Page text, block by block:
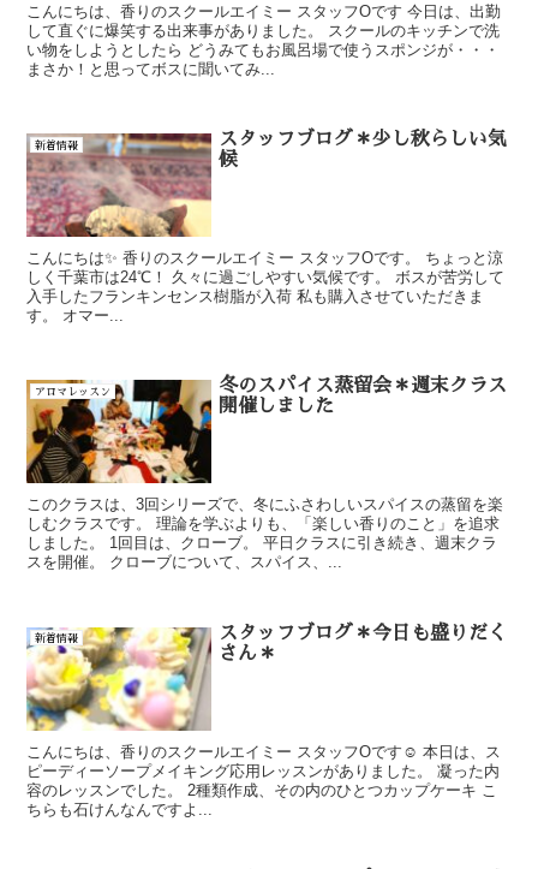
こんにちは、香りのスクールエイミー スタッフOです 今日は、出勤
して直ぐに爆笑する出来事がありました。 スクールのキッチンで洗
い物をしようとしたら どうみてもお風呂場で使うスポンジが・・・
まさか！と思ってボスに聞いてみ...
新着情報
スタッフブログ＊少し秋らしい気
候
こんにちは✨ 香りのスクールエイミー スタッフOです。 ちょっと涼
しく千葉市は24℃！ 久々に過ごしやすい気候です。 ボスが苦労して
入手したフランキンセンス樹脂が入荷 私も購入させていただきま
す。 オマー...
アロマレッスン
冬のスパイス蒸留会＊週末クラス
開催しました
このクラスは、3回シリーズで、冬にふさわしいスパイスの蒸留を楽
しむクラスです。 理論を学ぶよりも、「楽しい香りのこと」を追求
しました。 1回目は、クローブ。 平日クラスに引き続き、週末クラ
スを開催。 クローブについて、スパイス、...
新着情報
スタッフブログ＊今日も盛りだく
さん＊
こんにちは、香りのスクールエイミー スタッフOです☺ 本日は、ス
ピーディーソープメイキング応用レッスンがありました。 凝った内
容のレッスンでした。 2種類作成、その内のひとつカップケーキ こ
ちらも石けんなんですよ...